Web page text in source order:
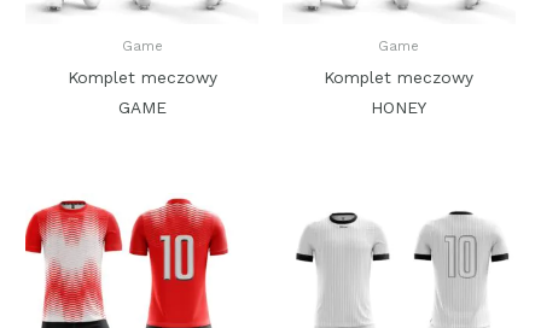
Game
Komplet meczowy
GAME
Game
Komplet meczowy
HONEY